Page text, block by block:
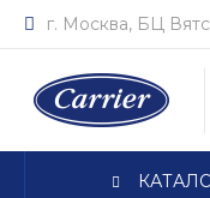
г. Москва, БЦ